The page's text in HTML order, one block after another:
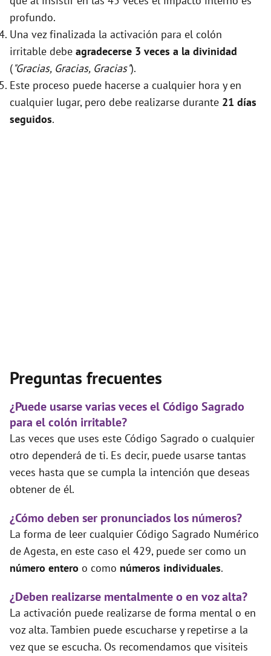
profundo.
Una vez finalizada la activación para el colón
irritable debe agradecerse 3 veces a la divinidad
("Gracias, Gracias, Gracias").
Este proceso puede hacerse a cualquier hora y en
cualquier lugar, pero debe realizarse durante 21 días
seguidos.
Preguntas frecuentes
¿Puede usarse varias veces el Código Sagrado
para el colón irritable?
Las veces que uses este Código Sagrado o cualquier
otro dependerá de ti. Es decir, puede usarse tantas
veces hasta que se cumpla la intención que deseas
obtener de él.
¿Cómo deben ser pronunciados los números?
La forma de leer cualquier Código Sagrado Numérico
de Agesta, en este caso el 429, puede ser como un
número entero o como números individuales.
¿Deben realizarse mentalmente o en voz alta?
La activación puede realizarse de forma mental o en
voz alta. Tambien puede escucharse y repetirse a la
vez que se escucha. Os recomendamos que visiteis